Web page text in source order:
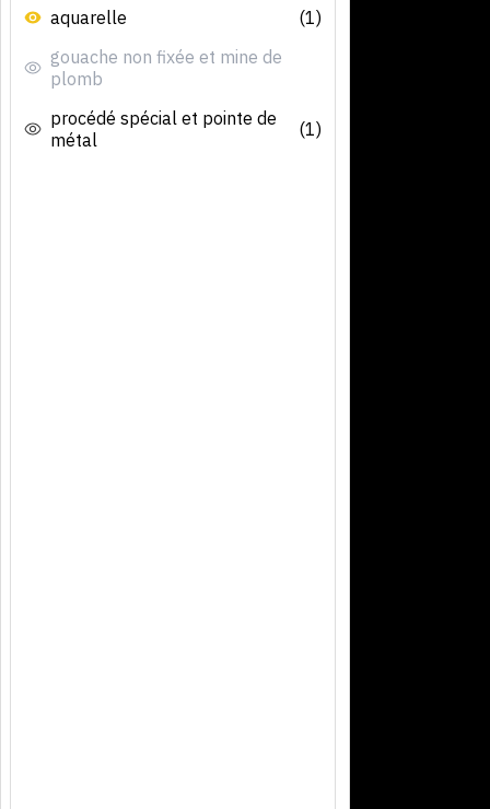
aquarelle
(1)
gouache non fixée et mine de
plomb
procédé spécial et pointe de
métal
(1)